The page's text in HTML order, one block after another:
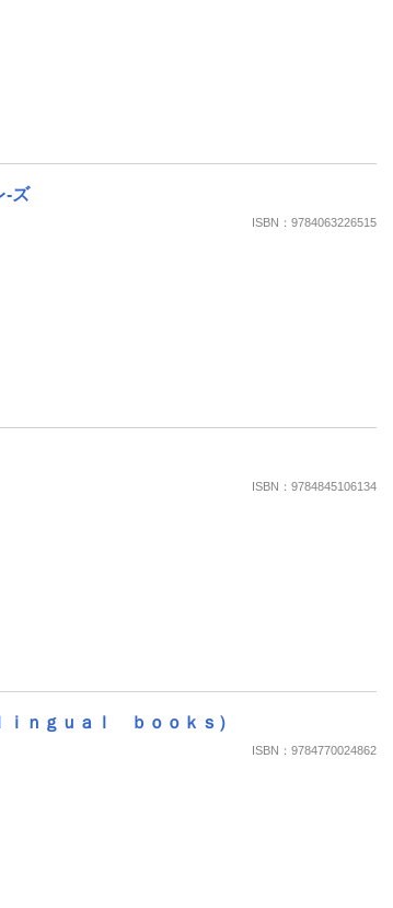
-ズ
ISBN：9784063226515
ISBN：9784845106134
ｉｎｇｕａｌ ｂｏｏｋｓ）
ISBN：9784770024862